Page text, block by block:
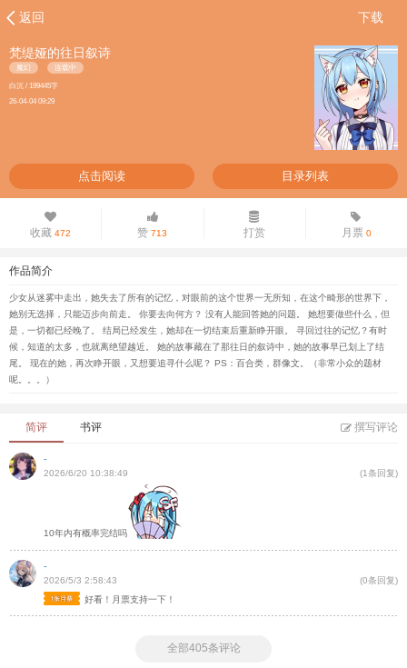
返回 下载
梵缇娅的往日叙诗
魔幻 连载中
白沉 / 199445字
26-04-04 09:29
点击阅读 目录列表
收藏 472 赞 713 打赏 月票0
作品简介
少女从迷雾中走出，她失去了所有的记忆，对眼前的这个世界一无所知，在这个畸形的世界下，
她别无选择，只能迈步向前走。 你要去向何方？ 没有人能回答她的问题。 她想要做些什么，但
是，一切都已经晚了。 结局已经发生，她却在一切结束后重新睁开眼。 寻回过往的记忆？有时
候，知道的太多，也就离绝望越近。 她的故事藏在了那往日的叙诗中，她的故事早已划上了结
尾。 现在的她，再次睁开眼，又想要追寻什么呢？ PS：百合类，群像文。（非常小众的题材
呢。。。）
简评 书评 撰写评论
-
2026/6/20 10:38:49 (1条回复)
10年内有概率完结吗
-
2026/5/3 2:58:43
(0条回复)
好看！月票支持一下！
全部405条评论